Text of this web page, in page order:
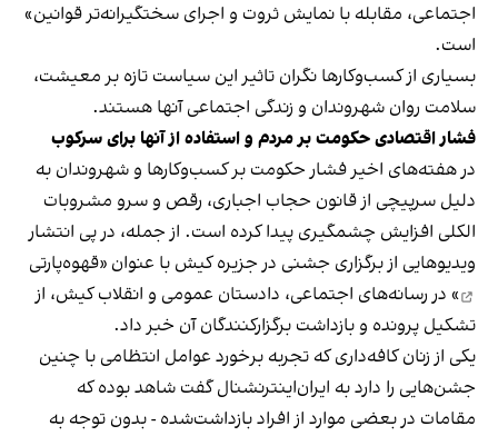
اجتماعی، مقابله با نمایش ثروت و اجرای سختگیرانه‌تر قوانین»
است.
بسیاری از کسب‌وکارها نگران تاثیر این سیاست‌ تازه بر معیشت،
سلامت روان شهروندان و زندگی اجتماعی آنها هستند.
فشار اقتصادی حکومت بر مردم و استفاده از آنها برای سرکوب
در هفته‌های اخیر فشار حکومت بر کسب‌وکارها و شهروندان به
دلیل سرپیچی از قانون حجاب اجباری، رقص و سرو مشروبات
الکلی افزایش چشمگیری پیدا کرده است. از جمله، در پی انتشار
ویدیوهایی از برگزاری جشنی در جزیره کیش با عنوان «قهوه‌پارتی
» در رسانه‌های اجتماعی، دادستان عمومی و انقلاب کیش، از
تشکیل پرونده و بازداشت برگزارکنندگان آن خبر داد.
یکی از زنان کافه‌داری که تجربه برخورد عوامل انتظامی با چنین
جشن‌هایی را دارد به ایران‌اینترنشنال گفت شاهد بوده که
مقامات در بعضی موارد از افراد بازداشت‌‌شده - بدون توجه به